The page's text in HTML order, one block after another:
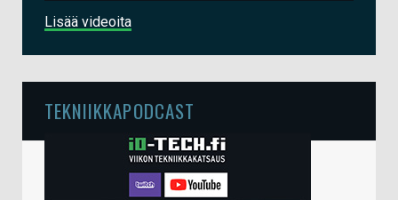
Lisää videoita
TEKNIIKKAPODCAST